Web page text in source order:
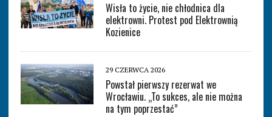
Wisła to życie, nie chłodnica dla
elektrowni. Protest pod Elektrownią
Kozienice
29 CZERWCA 2026
Powstał pierwszy rezerwat we
Wrocławiu. „To sukces, ale nie można
na tym poprzestać”